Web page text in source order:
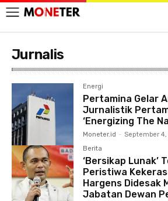
Jurnalis
Energi
Pertamina Gelar
Jurnalistik
‘Energizing The
Moneter.id - September
Berita
‘Bersikap Lunak’
Peristiwa
Hargens Didesak
Jabatan Dewan